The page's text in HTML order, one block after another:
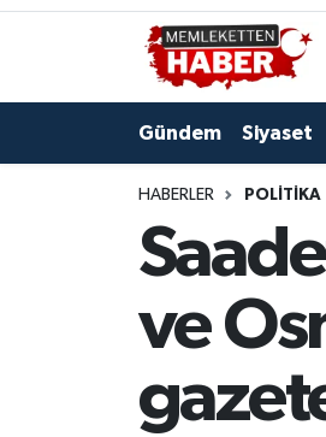
Gündem Siyaset
HABERLER POLITIKA
ve